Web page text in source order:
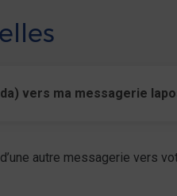
vers ma messagerie
autre messagerie vers